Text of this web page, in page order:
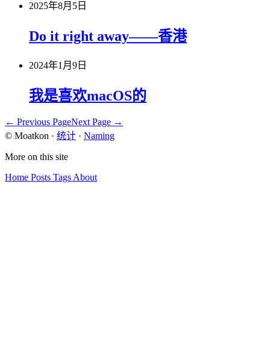
2025年8月5日
Do it right away——香港
2024年1月9日
我是喜欢macOS的
← Previous PageNext Page →
© Moatkon · 统计 · Naming
More on this site
Home Posts Tags About